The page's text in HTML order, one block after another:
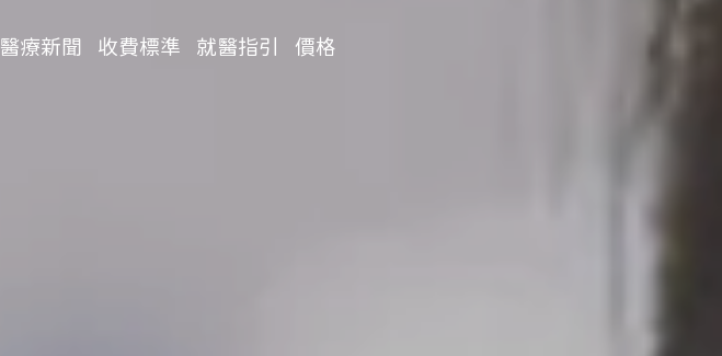
醫療新聞 收費標準 就醫指引 價格